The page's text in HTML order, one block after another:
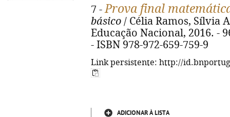
7 -Prova final
básico / Célia Ramos, Sílvia
Educação Nacional, 2016. -
- ISBN 978-972-659-759-9
Link persistente: http://
ADICIONAR À LISTA